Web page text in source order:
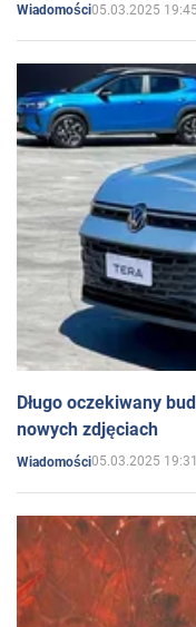
Wiadomości05.03.2025 19:45
Długo oczekiwany
nowych zdjęciach
Wiadomości05.03.2025 19:31